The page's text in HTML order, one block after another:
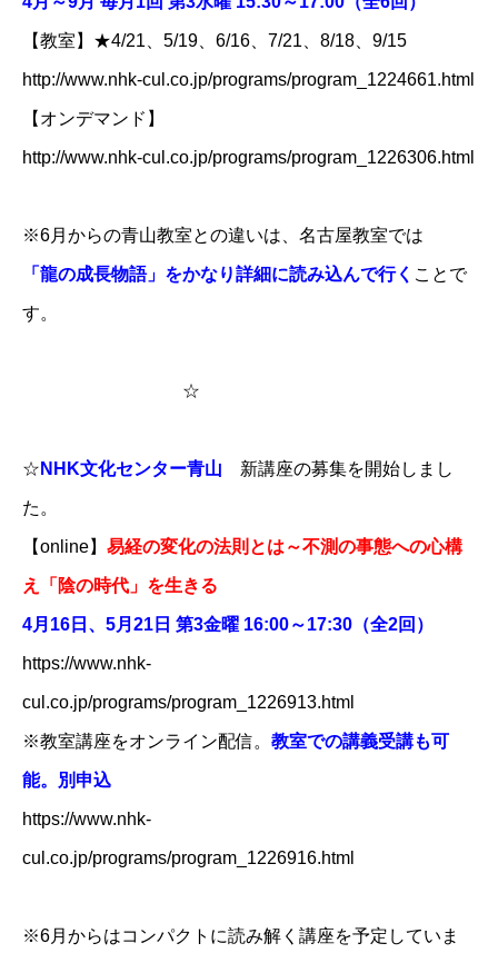
【教室】★4/21、5/19、6/16、7/21、8/18、9/15
http://www.nhk-cul.co.jp/programs/program_1224661.html
【オンデマンド】
http://www.nhk-cul.co.jp/programs/program_1226306.html
※6月からの青山教室との違いは、名古屋教室では
「龍の成長物語」をかなり詳細に読み込んで行く ことで
す。
☆
☆ NHK文化センター青山 新講座の募集を開始しまし
た。
【online】 易経の変化の法則とは～不測の事態への心構
え「陰の時代」を生きる
4月16日、5月21日 第3金曜 16:00～17:30（全2回）
https://www.nhk-
cul.co.jp/programs/program_1226913.html
※教室講座をオンライン配信。 教室での講義受講も可
能。別申込
https://www.nhk-
cul.co.jp/programs/program_1226916.html
※6月からはコンパクトに読み解く講座を予定していま